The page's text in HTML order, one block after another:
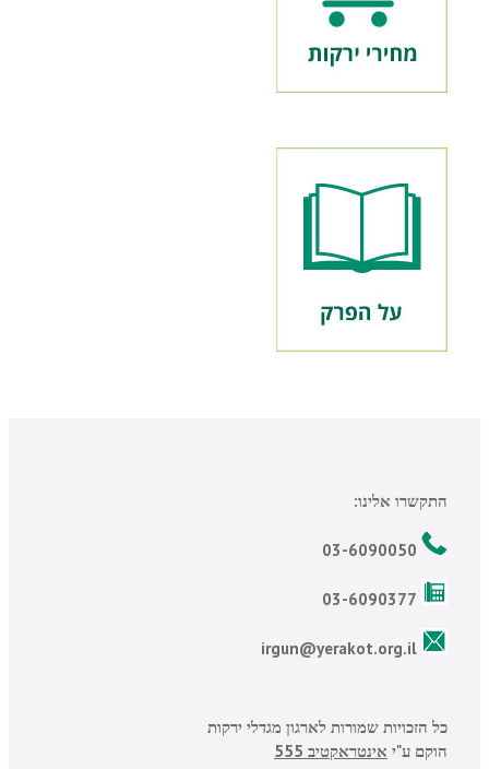
התקשרו אלינו:
כל הזכויות שמורות לארגון מגדלי ירקות
הוקם ע"י אינטראקטיב 555